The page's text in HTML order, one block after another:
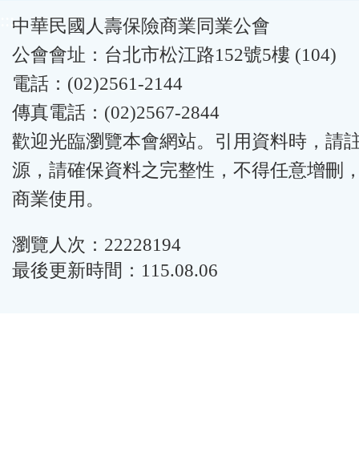
:::中華民國人壽保險商業同業公會
公會會址：台北市松江路152號5樓 (104)
電話：(02)2561-2144
傳真電話：(02)2567-2844
歡迎光臨瀏覽本會網站。引用資料時，請
源，請確保資料之完整性，不得任意增刪
商業使用。
瀏覽人次：22228194
最後更新時間：115.08.06